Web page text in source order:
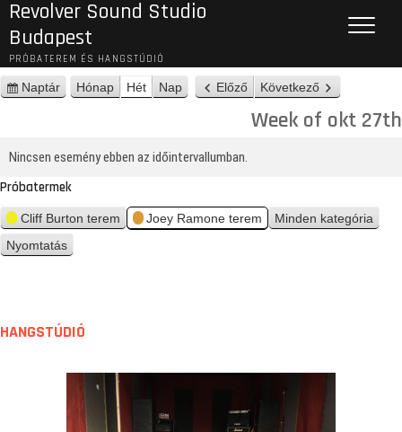
Revolver Sound Studio
Budapest
PRÓBATEREM ÉS HANGSTÚDIÓ
Naptár Hónap Hét Nap Előző Következő
Week of okt 27th
Nincsen esemény ebben az időintervallumban.
Próbatermek
Cliff Burton terem Joey Ramone terem
Minden kategória
Nyomtatás
t
HANGSTÚDIÓ